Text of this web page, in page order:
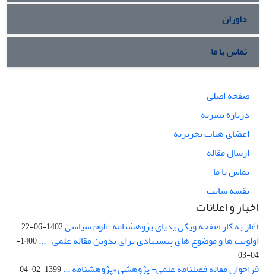
داوران
تماس با ما
صفحه اصلی
درباره نشریه
اعضای هیات تحریریه
ارسال مقاله
تماس با ما
نقشه سایت
اخبار و اعلانات
آغاز به کار صفحه ویکی پدیای پژوهشنامه علوم سیاسی1402-06-22
اولویت ها و موضوع های پیشنهادی برای تدوین مقاله علمی- ...
1400-
04-03
فراخوان مقاله فصلنامه علمی- پژوهشی «پژوهشنامه ...1399-02-04